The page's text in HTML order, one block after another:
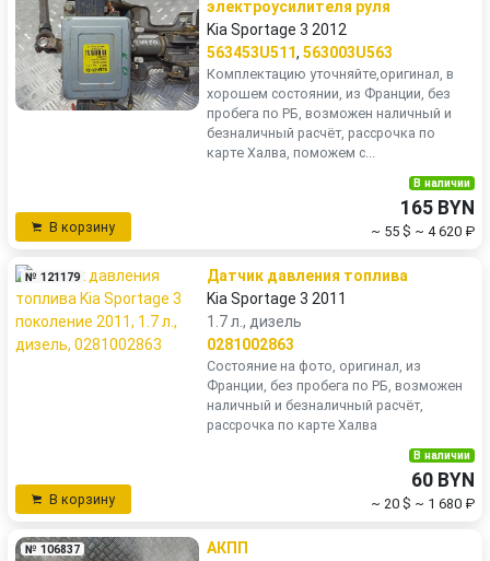
электроусилителя руля
Kia Sportage 3 2012
563453U511, 563003U563
Комплектацию уточняйте,оригинал, в
хорошем состоянии, из Франции, без
пробега по РБ, возможен наличный и
безналичный расчёт, рассрочка по
карте Халва, поможем с...
В корзину
В наличии
165 BYN
~ 55 $ ~ 4 620 ₽
№ 121179
Датчик давления топлива
Kia Sportage 3 2011
1.7 л., дизель
0281002863
Состояние на фото, оригинал, из
Франции, без пробега по РБ, возможен
наличный и безналичный расчёт,
рассрочка по карте Халва
В корзину
В наличии
60 BYN
~ 20 $ ~ 1 680 ₽
№ 106837
АКПП